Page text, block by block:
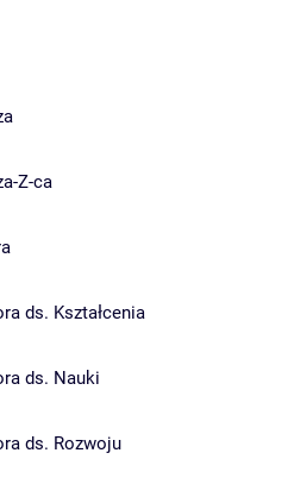
Z-ca
ds. Kształcenia
ds. Nauki
ds. Rozwoju